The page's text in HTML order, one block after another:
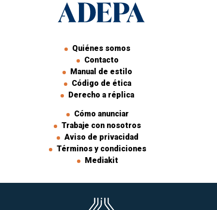
Quiénes somos
Contacto
Manual de estilo
Código de ética
Derecho a réplica
Cómo anunciar
Trabaje con nosotros
Aviso de privacidad
Términos y condiciones
Mediakit